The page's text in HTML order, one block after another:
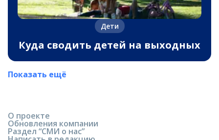
Дети
Куда сводить детей на выходных
Показать ещё
О проекте
Обновления компании
Раздел “СМИ о нас”